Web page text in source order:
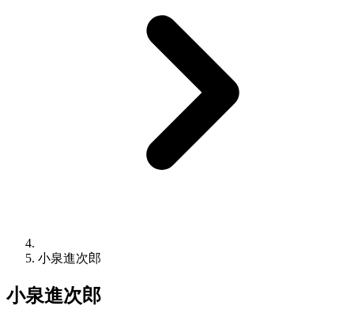
小泉進次郎
小泉進次郎